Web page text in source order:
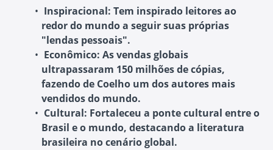
Inspiracional: Tem inspirado leitores ao
redor do mundo a seguir suas próprias
"lendas pessoais".
Econômico: As vendas globais
ultrapassaram 150 milhões de cópias,
fazendo de Coelho um dos autores mais
vendidos do mundo.
Cultural: Fortaleceu a ponte cultural entre o
Brasil e o mundo, destacando a literatura
brasileira no cenário global.